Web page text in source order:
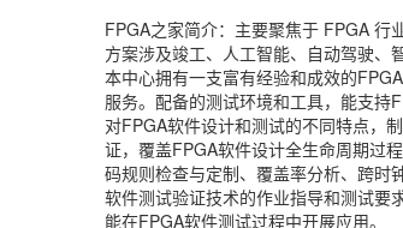
FPGA之家简介：主要聚焦于 FPGA 行
方案涉及竣工、人工智能、自动驾驶、
本中心拥有一支富有经验和成效的
服务。配备的测试环境和工具，能支持
对FPGA软件设计和测试的不同特点，
证，覆盖FPGA软件设计全生命周期过
码规则检查与定制、覆盖率分析、跨时
软件测试验证技术的作业指导和测试要
能在FPGA软件测试过程中开展应用。